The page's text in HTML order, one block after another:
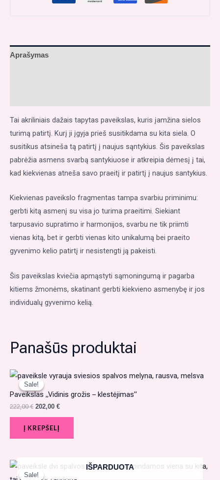
Aprašymas
Tai akriliniais dažais tapytas paveikslas, kuris įamžina sielos
turimą patirtį. Kurį ji įgyja prieš susitikdama su kita siela. O
susitikus atsineša tą patirtį į naujus sąntykius. Šis paveikslas
pabrėžia asmens svarbą santykiuose ir atkreipia dėmesį į tai,
kad kiekvienas atneša savo praeitį ir patirtį į naujus santykius.
Kiekvienas paveikslo fragmentas tampa svarbiu priminimu:
gerbti kitą asmenį su visa jo turima praeitimi. Siekiant
tarpusavio supratimo ir harmonijos, svarbu ne tik priimti
vienas kitą, bet ir gerbti vienas kito unikalumą bei praeito
gyvenimo kelio patirtį ir nesistengti ją pakeisti.
Šis paveikslas kviečia apmąstyti sąmoningumą ir pagarba
kitiems žmonėms, skatinant gerbti kiekvieno asmenybę ir jos
individualų gyvenimo kelią.
Panašūs produktai
Sale!
Sale!
Paveikslas „Vidinis grožis – klestėjimas”
222,00€
Original
price
was:
222,00 €.
202,00 €
Current
price
202,00 €.
Į KREPŠELĮ
Sale!
IŠPARDUOTA
Sale!
Original
price
Current
price